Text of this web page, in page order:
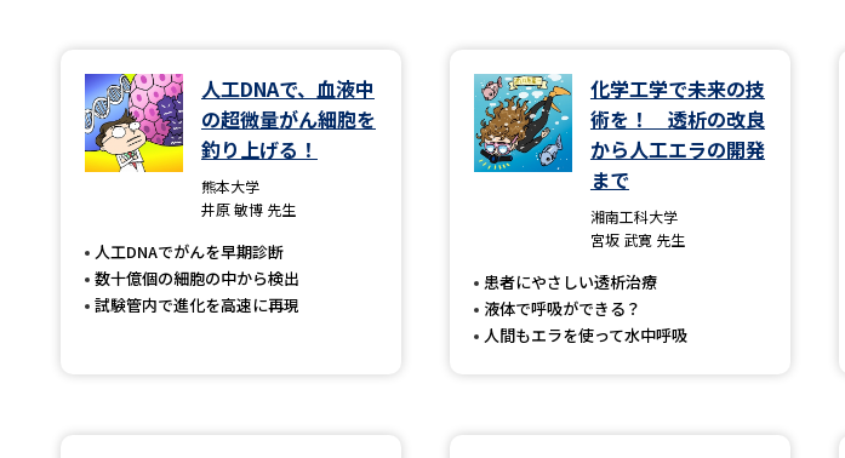
大学で
学問のミ
人工DNAで、血液中
の超微量がん細胞を
釣り上げる！
熊本大学
井原 敏博 先生
人工DNAでがんを早期診断
数十億個の細胞の中から検出
試験管内で進化を高速に再現
化学工学で未来の技
術を！ 透析の改良
から人工エラの開発
まで
湘南工科大学
宮坂 武寛 先生
患者にやさしい透析治療
液体で呼吸ができる？
人間もエラを使って水中呼吸